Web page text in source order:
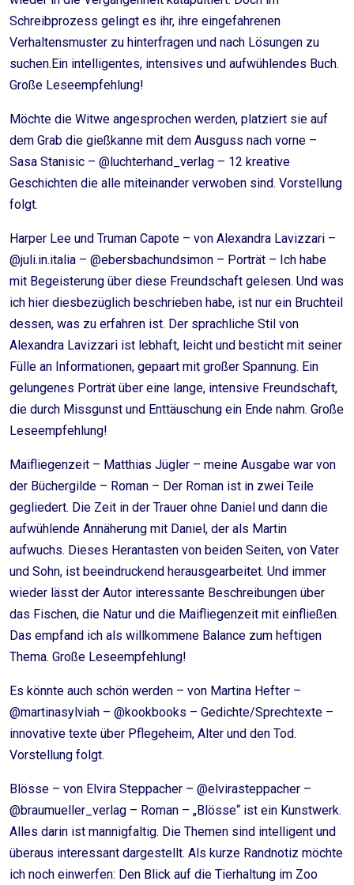
Schreibprozess gelingt es ihr, ihre eingefahrenen
Verhaltensmuster zu hinterfragen und nach Lösungen zu
suchen.Ein intelligentes, intensives und aufwühlendes Buch.
Große Leseempfehlung!
Möchte die Witwe angesprochen werden, platziert sie auf
dem Grab die gießkanne mit dem Ausguss nach vorne –
Sasa Stanisic – @luchterhand_verlag – 12 kreative
Geschichten die alle miteinander verwoben sind. Vorstellung
folgt.
Harper Lee und Truman Capote – von Alexandra Lavizzari –
@juli.in.italia – @ebersbachundsimon – Porträt – Ich habe
mit Begeisterung über diese Freundschaft gelesen. Und was
ich hier diesbezüglich beschrieben habe, ist nur ein Bruchteil
dessen, was zu erfahren ist. Der sprachliche Stil von
Alexandra Lavizzari ist lebhaft, leicht und besticht mit seiner
Fülle an Informationen, gepaart mit großer Spannung. Ein
gelungenes Porträt über eine lange, intensive Freundschaft,
die durch Missgunst und Enttäuschung ein Ende nahm. Große
Leseempfehlung!
Maifliegenzeit – Matthias Jügler – meine Ausgabe war von
der Büchergilde – Roman – Der Roman ist in zwei Teile
gegliedert. Die Zeit in der Trauer ohne Daniel und dann die
aufwühlende Annäherung mit Daniel, der als Martin
aufwuchs. Dieses Herantasten von beiden Seiten, von Vater
und Sohn, ist beeindruckend herausgearbeitet. Und immer
wieder lässt der Autor interessante Beschreibungen über
das Fischen, die Natur und die Maifliegenzeit mit einfließen.
Das empfand ich als willkommene Balance zum heftigen
Thema. Große Leseempfehlung!
Es könnte auch schön werden – von Martina Hefter –
@martinasylviah – @kookbooks – Gedichte/Sprechtexte –
innovative texte über Pflegeheim, Alter und den Tod.
Vorstellung folgt.
Blösse – von Elvira Steppacher – @elvirasteppacher –
@braumueller_verlag – Roman – „Blösse“ ist ein Kunstwerk.
Alles darin ist mannigfaltig. Die Themen sind intelligent und
überaus interessant dargestellt. Als kurze Randnotiz möchte
ich noch einwerfen: Den Blick auf die Tierhaltung im Zoo